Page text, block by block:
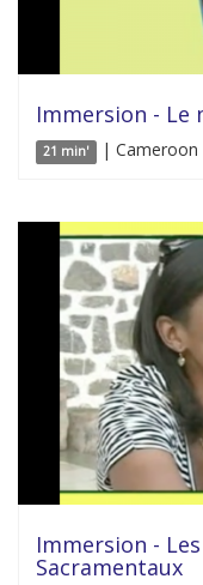
Immersion - Le
21 min' | Cameroon
Immersion -
Sacramentaux